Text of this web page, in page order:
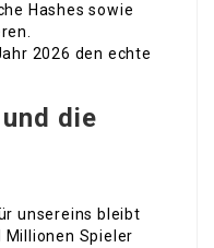
Hashes sowie
2026 den echte
die
unsereins bleibt
Millionen Spieler